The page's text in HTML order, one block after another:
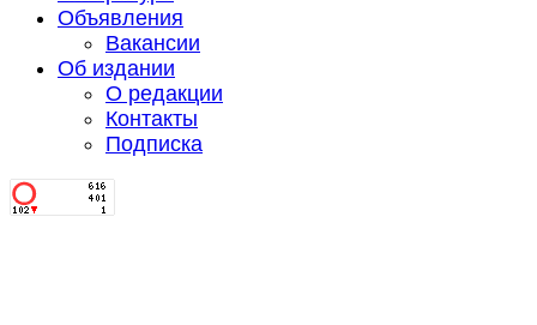
Объявления
Вакансии
Об издании
О редакции
Контакты
Подписка